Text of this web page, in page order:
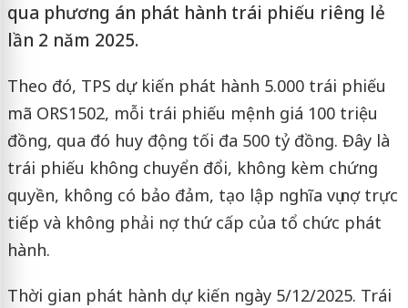
qua phương án phát hành trái phiếu riêng lẻ
lần 2 năm 2025.
Theo đó, TPS dự kiến phát hành 5.000 trái phiếu
mã ORS1502, mỗi trái phiếu mệnh giá 100 triệu
đồng, qua đó huy động tối đa 500 tỷ đồng. Đây là
trái phiếu không chuyển đổi, không kèm chứng
quyền, không có bảo đảm, tạo lập nghĩa vụ nợ trực
tiếp và không phải nợ thứ cấp của tổ chức phát
hành.
Thời gian phát hành dự kiến ngày 5/12/2025. Trái